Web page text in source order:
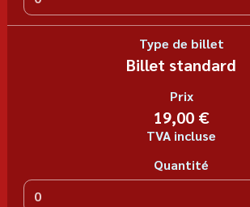
Type de billet
Billet standard
Prix
19,00 €
TVA incluse
Quantité